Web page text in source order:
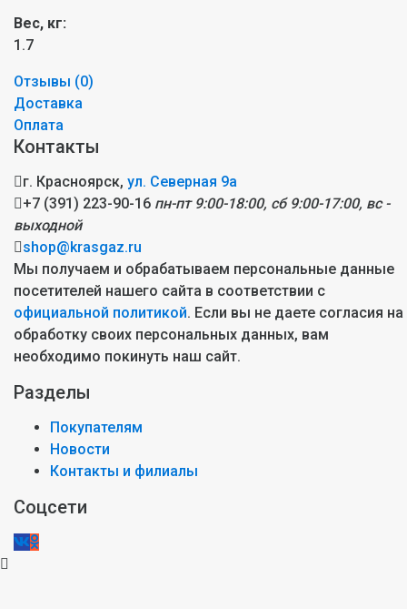
Вес, кг:
1.7
Отзывы (0)
Доставка
Оплата
Контакты
г. Красноярск, ул. Северная 9а
+7 (391) 223-90-16 пн-пт 9:00-18:00, сб 9:00-17:00, вс -
выходной
shop@krasgaz.ru
Мы получаем и обрабатываем персональные данные
посетителей нашего сайта в соответствии с
официальной политикой. Если вы не даете согласия на
обработку своих персональных данных, вам
необходимо покинуть наш сайт.
Разделы
Покупателям
Новости
Контакты и филиалы
Соцсети